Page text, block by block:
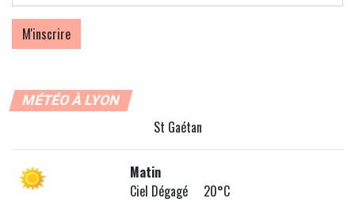
MÉTÉO À LYON
St Gaétan
Matin
Ciel Dégagé 20°C